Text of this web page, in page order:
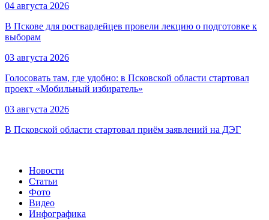
04 августа 2026
В Пскове для росгвардейцев провели лекцию о подготовке к
выборам
03 августа 2026
Голосовать там, где удобно: в Псковской области стартовал
проект «Мобильный избиратель»
03 августа 2026
В Псковской области стартовал приём заявлений на ДЭГ
Новости
Статьи
Фото
Видео
Инфографика